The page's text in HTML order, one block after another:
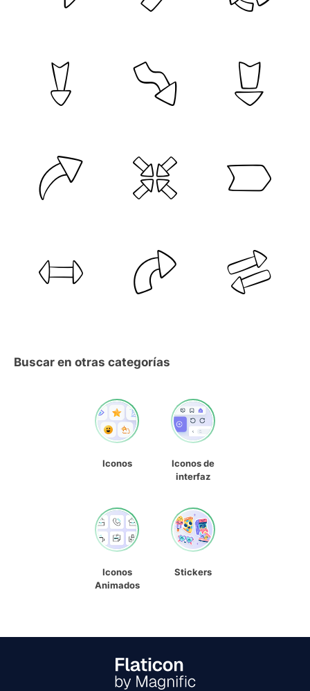
Buscar en otras categorías
Iconos
Iconos de
interfaz
Iconos
Animados
Stickers